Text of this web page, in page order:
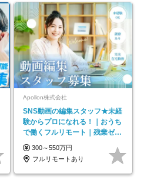
Apollon株式会社
SNS動画の編集スタッフ★未経
験からプロになれる！｜おうち
で働くフルリモート｜残業ゼロ
で18時退勤◎
300～550万円
フルリモートあり